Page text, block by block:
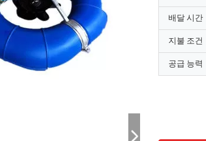
배달 시간
지불 조건
공급 능력